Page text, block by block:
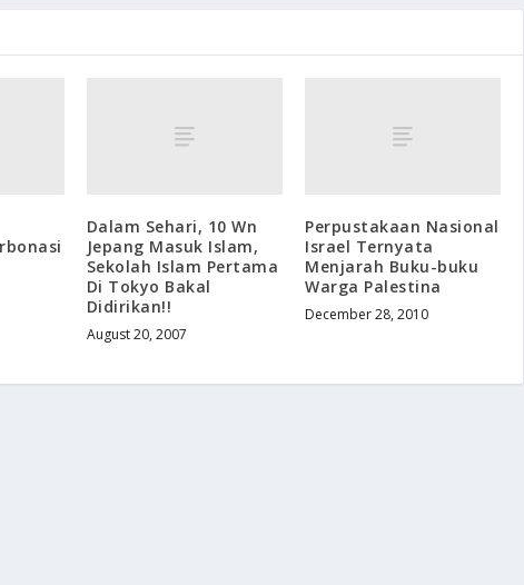
Dalam Sehari, 10 Wn
Jepang Masuk Islam,
Sekolah Islam Pertama
Di Tokyo Bakal
Didirikan!!
August 20, 2007
Perpustakaan Nasional
Israel Ternyata
Menjarah Buku-buku
Warga Palestina
December 28, 2010